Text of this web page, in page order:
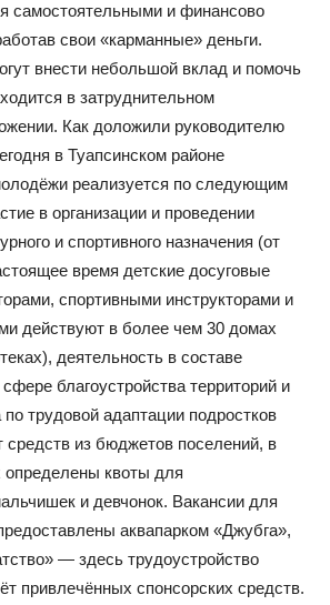
самостоятельными и финансово
свои «карманные» деньги.
внести небольшой вклад и помочь
в затруднительном
Как доложили руководителю
в Туапсинском районе
реализуется по следующим
в организации и проведении
и спортивного назначения (от
время детские досуговые
спортивными инструкторами и
действуют в более чем 30 домах
деятельность в составе
благоустройства территорий и
трудовой адаптации подростков
средств из бюджетов поселений, в
определены квоты для
и девчонок. Вакансии для
аквапарком «Джубга»,
— здесь трудоустройство
привлечённых спонсорских средств.